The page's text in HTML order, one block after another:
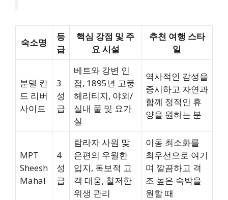
숙소명
등
급
핵심 강점 및 주
요 시설
추천 여행 스타
일
분델 칸
드 리버
사이드
3
성
급
베트와 강변 인
접, 1895년 고풍
헤리티지, 야외/
실내 풀 및 요가
실
역사적인 감성을
중시하고 자연과
함께 정적인 휴
양을 원하는 분
MPT
Sheesh
Mahal
4
성
급
람라자 사원 맞
은편의 우월한
입지, 독보적 고
객 대웅, 철저한
위생 관리
이동 최소화를
최우선으로 여기
며 깔끔하고 격
조 높은 숙박을
원할 때